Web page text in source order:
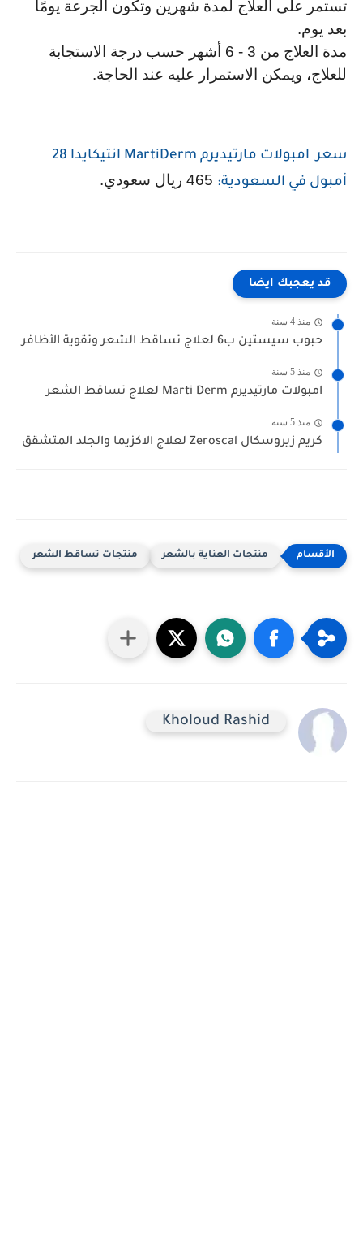
بعد يوم.
للعلاج، ويمكن الاستمرار عليه عند الحاجة.
أمبول في السعودية:
قد يعجبك ايضا
منذ 4 سنة
حبوب سيستين ب6 لعلاج تساقط الشعر وتقوية الأظافر
منذ 5 سنة
امبولات مارتيديرم Marti Derm لعلاج تساقط الشعر
منذ 5 سنة
كريم زيروسكال Zeroscal لعلاج الاكزيما والجلد المتشقق
منتجات العناية بالشعر منتجات تساقط الشعر
Kholoud Rashid